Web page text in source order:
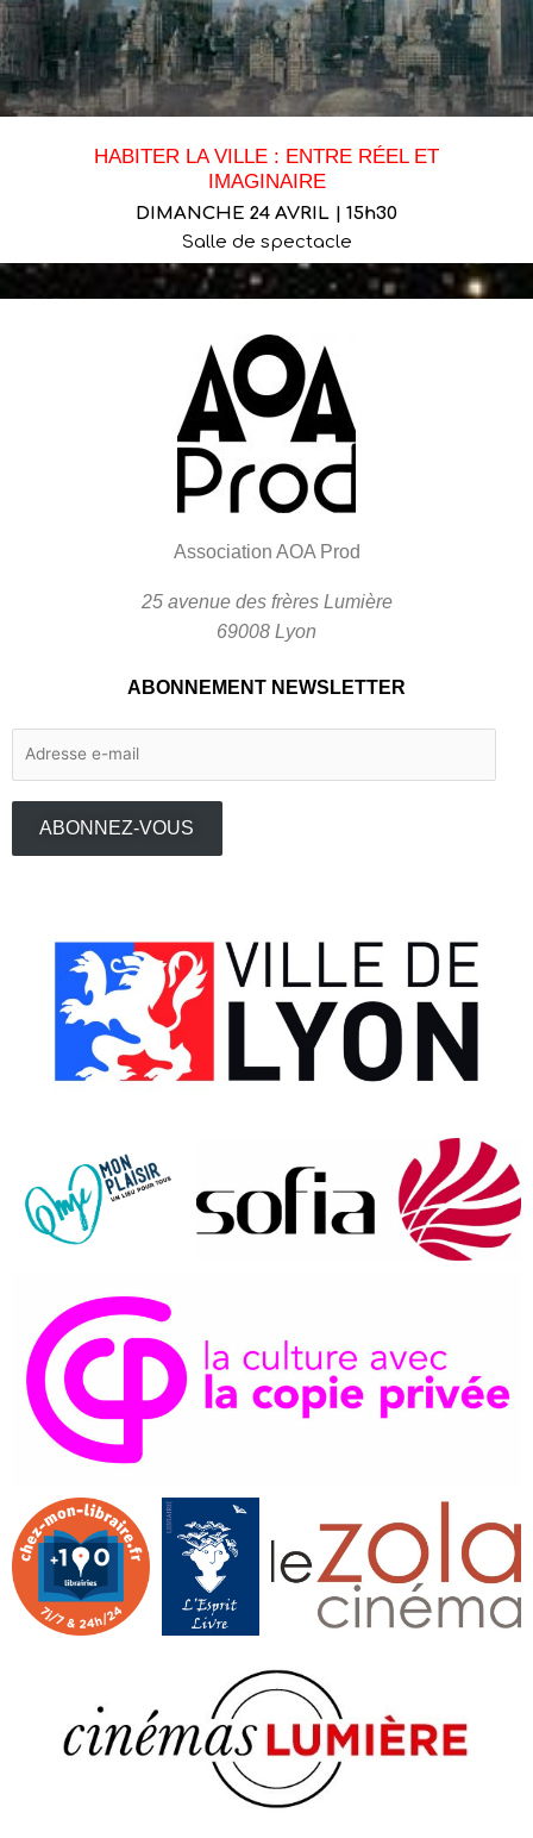
HABITER LA VILLE : ENTRE RÉEL ET
IMAGINAIRE
DIMANCHE 24 AVRIL | 15h30
Salle de spectacle
Association AOA Prod
25 avenue des frères Lumière
69008 Lyon
ABONNEMENT NEWSLETTER
e-
ABONNEZ-VOUS